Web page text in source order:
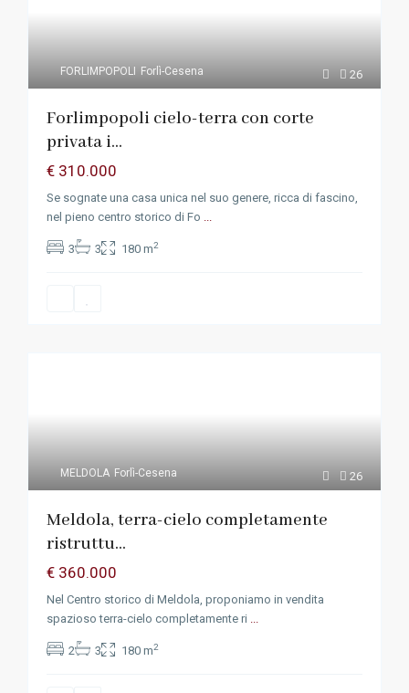
26
FORLIMPOPOLI Forlì-Cesena
Forlimpopoli cielo-terra con corte
privata i...
€ 310.000
Se sognate una casa unica nel suo genere, ricca di fascino,
nel pieno centro storico di Fo ...
3 3 180 m2
26
MELDOLA Forlì-Cesena
Meldola, terra-cielo completamente
ristruttu...
€ 360.000
Nel Centro storico di Meldola, proponiamo in vendita
spazioso terra-cielo completamente ri ...
2 3 180 m2